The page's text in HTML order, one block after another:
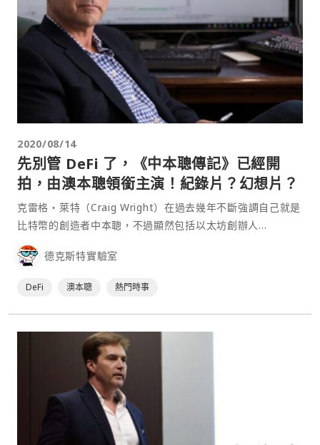
2020/08/14
先別管 DeFi 了，《中本聰傳記》已經開
拍，由澳本聰領銜主演！紀錄片？幻想片？
克雷格・萊特（Craig Wright）在過去幾年不斷強調自己就是
比特幣的創造者中本聰，不過顯然包括以太坊創辦人
Vitalik、幣安交易所執行長趙長鵬，以及其他諸多開發者都不
認同這樣的言論，社群也多將澳本聰看成是茶餘飯後的話題。
德克斯特實驗室
DeFi 澳本聰 熱門時事